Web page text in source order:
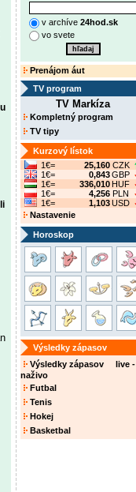
v archíve 24hod.sk
vo svete
Prenájom áut
TV program
TV Markíza
Kompletný program
TV tipy
Kurzový lístok
1€=
25,160 CZK
1€=
0,843GBP
1€=
336,010HUF
1€=
4,256 PLN
1€=
1,103USD
Nastavenie
Horoskop
Výsledky zápasov
Výsledky zápasov live -
naživo
Futbal
Tenis
Hokej
Basketbal